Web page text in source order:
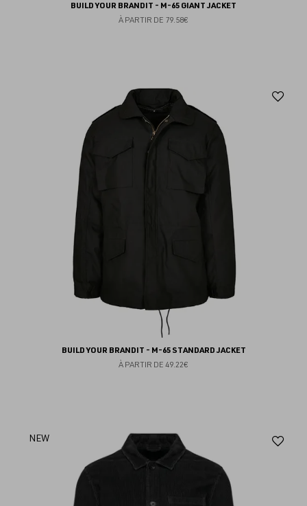
BUILD YOUR BRANDIT - M-65 GIANT JACKET
À PARTIR DE 79.58€
BUILD YOUR BRANDIT - M-65 STANDARD JACKET
À PARTIR DE 49.22€
NEW